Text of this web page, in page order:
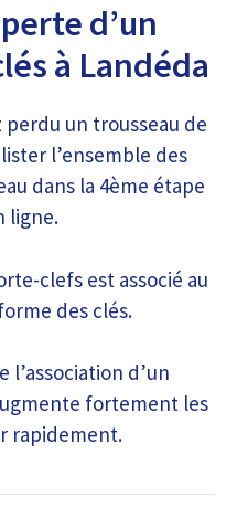
d’un
à Landéda
perdu un trousseau de
l’ensemble des
dans la 4ème étape
ligne.
clefs est associé au
des clés.
l’association d’un
fortement les
rapidement.